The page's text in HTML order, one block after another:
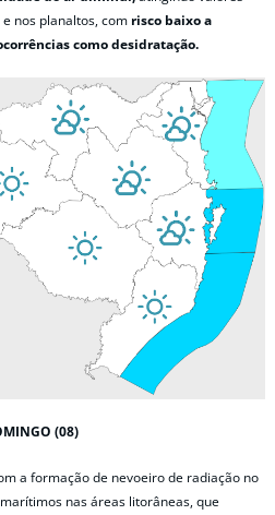
nos planaltos, com risco baixo a
como desidratação.
(08)
a formação de nevoeiro de radiação no
nas áreas litorâneas, que